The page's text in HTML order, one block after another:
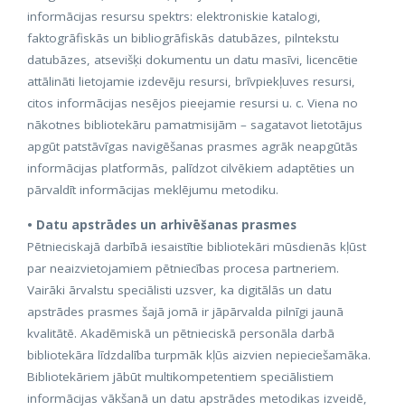
informācijas resursu spektrs: elektroniskie katalogi,
faktogrāfiskās un bibliogrāfiskās datubāzes, pilntekstu
datubāzes, atsevišķi dokumentu un datu masīvi, licencētie
attālināti lietojamie izdevēju resursi, brīvpiekļuves resursi,
citos informācijas nesējos pieejamie resursi u. c. Viena no
nākotnes bibliotekāru pamatmisijām – sagatavot lietotājus
apgūt patstāvīgas navigēšanas prasmes agrāk neapgūtās
informācijas platformās, palīdzot cilvēkiem adaptēties un
pārvaldīt informācijas meklējumu metodiku.
• Datu apstrādes un arhivēšanas prasmes
Pētnieciskajā darbībā iesaistītie bibliotekāri mūsdienās kļūst
par neaizvietojamiem pētniecības procesa partneriem.
Vairāki ārvalstu speciālisti uzsver, ka digitālās un datu
apstrādes prasmes šajā jomā ir jāpārvalda pilnīgi jaunā
kvalitātē. Akadēmiskā un pētnieciskā personāla darbā
bibliotekāra līdzdalība turpmāk kļūs aizvien nepieciešamāka.
Bibliotekāriem jābūt multikompetentiem speciālistiem
informācijas vākšanā un datu apstrādes metodikas izveidē,